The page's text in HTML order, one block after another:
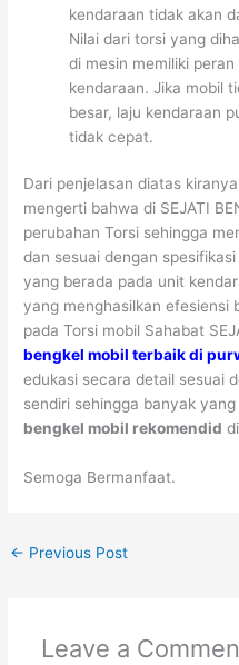
kendaraan tidak akan
Nilai dari torsi yang
di mesin memiliki
kendaraan. Jika mobil
besar, laju kendaraan
tidak cepat.
Dari penjelasan diatas
mengerti bahwa di SEJATI
perubahan Torsi sehingga
dan sesuai dengan
yang berada pada unit
yang menghasilkan efesiensi
pada Torsi mobil Sahabat
bengkel mobil terbaik di
edukasi secara detail sesuai
sendiri sehingga banyak
bengkel mobil rekomendid
Semoga Bermanfaat.
← Previous Post
Leave a